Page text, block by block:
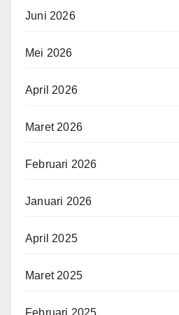
Juni 2026
Mei 2026
April 2026
Maret 2026
Februari 2026
Januari 2026
April 2025
Maret 2025